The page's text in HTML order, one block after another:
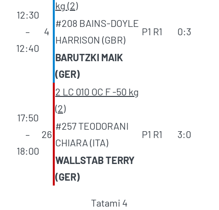
12:30
–
12:40
4
kg (2)
P1 R1
#208 BAINS-DOYLE
HARRISON (GBR)
0:3
BARUTZKI MAIK
(GER)
17:50
–
18:00
26
2 LC 010 OC F -50 kg
(2)
P1 R1
#257 TEODORANI
CHIARA (ITA)
3:0
WALLSTAB TERRY
(GER)
Tatami 4